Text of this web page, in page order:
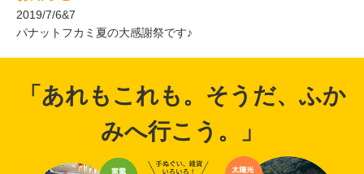
2019/7/6&7
パナットフカミ夏の大感謝祭です♪
「あれもこれも。そうだ、ふか
みへ行こう。」